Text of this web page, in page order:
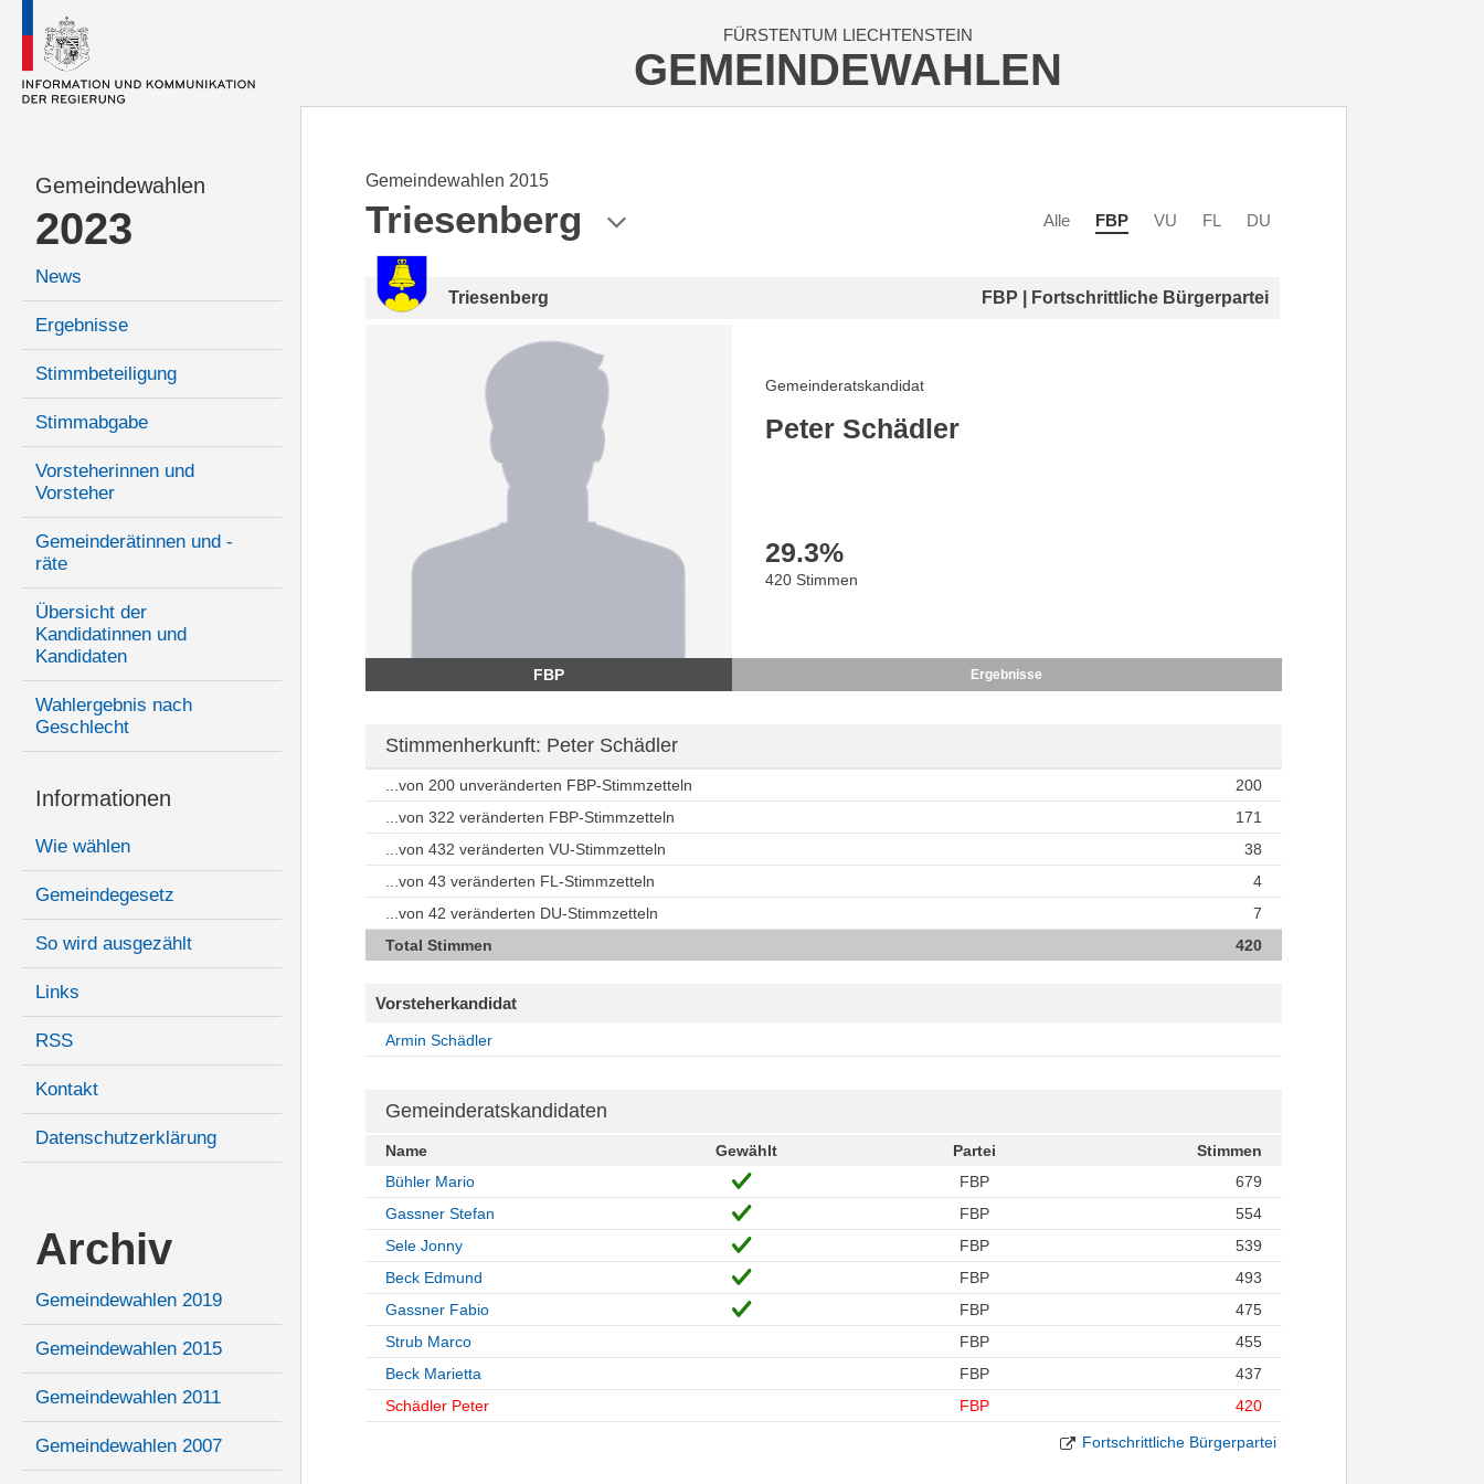
FÜRSTENTUM LIECHTENSTEIN
GEMEINDEWAHLEN
Gemeindewahlen
2023
News
Ergebnisse
Stimmbeteiligung
Stimmabgabe
Vorsteherinnen und
Vorsteher
Gemeinderätinnen und -
räte
Übersicht der
Kandidatinnen und
Kandidaten
Wahlergebnis nach
Geschlecht
Informationen
Wie wählen
Gemeindegesetz
So wird ausgezählt
Links
RSS
Kontakt
Datenschutzerklärung
Archiv
Gemeindewahlen 2019
Gemeindewahlen 2015
Gemeindewahlen 2011
Gemeindewahlen 2007
Gemeindewahlen 2015
Triesenberg Alle FBP VU FL DU
Triesenberg FBP | Fortschrittliche Bürgerpartei
FBP
Gemeinderatskandidat
Peter Schädler
29.3%
420 Stimmen
Ergebnisse
Stimmenherkunft: Peter Schädler
...von 200 unveränderten FBP-Stimmzetteln
200
...von 322 veränderten FBP-Stimmzetteln
171
...von 432 veränderten VU-Stimmzetteln
38
...von 43 veränderten FL-Stimmzetteln
4
...von 42 veränderten DU-Stimmzetteln
7
Total Stimmen
420
Vorsteherkandidat
Armin Schädler
Gemeinderatskandidaten
Name Gewählt Partei
Stimmen
Bühler Mario
FBP
679
Gassner Stefan
FBP
554
Sele Jonny
FBP
539
Beck Edmund
FBP
493
Gassner Fabio
FBP
475
Strub Marco
FBP
455
Beck Marietta
FBP
437
Schädler Peter
FBP 420
Fortschrittliche Bürgerpartei